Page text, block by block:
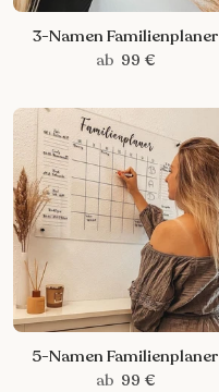
3-Namen Familienplaner
ab 99 €
5-Namen Familienplaner
ab 99 €